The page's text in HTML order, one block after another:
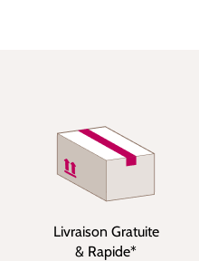
Livraison Gratuite
& Rapide*